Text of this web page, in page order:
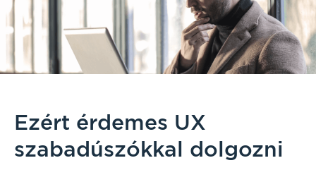
Ezért érdemes UX
szabadúszókkal dolgozni